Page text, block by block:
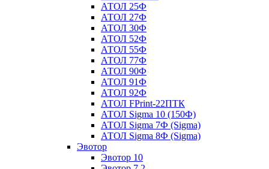
АТОЛ 25Ф
АТОЛ 27Ф
АТОЛ 30Ф
АТОЛ 52Ф
АТОЛ 55Ф
АТОЛ 77Ф
АТОЛ 90Ф
АТОЛ 91Ф
АТОЛ 92Ф
АТОЛ FPrint-22ПТК
АТОЛ Sigma 10 (150Ф)
АТОЛ Sigma 7Ф (Sigma)
АТОЛ Sigma 8Ф (Sigma)
Эвотор
Эвотор 10